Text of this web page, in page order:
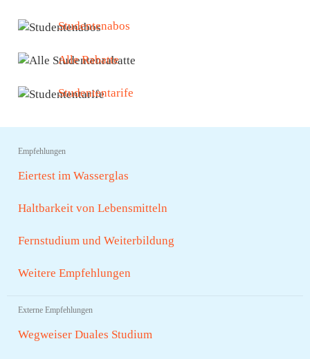
Studentenabos
Alle Rabatte
Studententarife
Empfehlungen
Eiertest im Wasserglas
Haltbarkeit von Lebensmitteln
Fernstudium und Weiterbildung
Weitere Empfehlungen
Externe Empfehlungen
Wegweiser Duales Studium